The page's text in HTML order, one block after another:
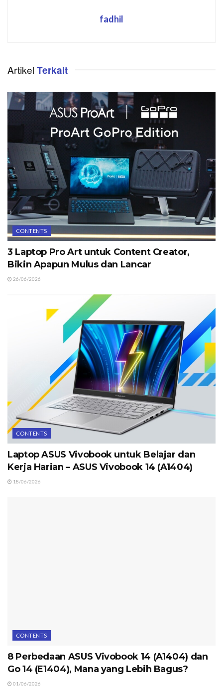
fadhil
Artikel Terkait
CONTENTS
3 Laptop Pro Art untuk Content Creator,
Bikin Apapun Mulus dan Lancar
26/06/2026
CONTENTS
Laptop ASUS Vivobook untuk Belajar dan
Kerja Harian – ASUS Vivobook 14 (A1404)
18/06/2026
CONTENTS
8 Perbedaan ASUS Vivobook 14 (A1404) dan
Go 14 (E1404), Mana yang Lebih Bagus?
01/06/2026